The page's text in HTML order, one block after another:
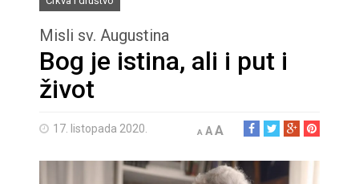
Misli sv. Augustina
Bog je istina, ali i put i
život
17. listopada 2020. A AA